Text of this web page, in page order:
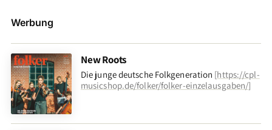
Werbung
New Roots
Die junge deutsche Folkgeneration [https://cpl-
musicshop.de/folker/folker-einzelausgaben/]